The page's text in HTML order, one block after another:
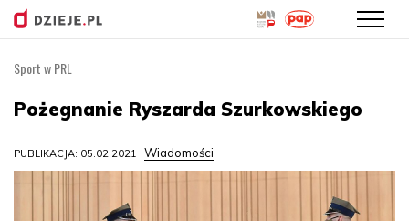
treści
Sport w PRL
Pożegnanie Ryszarda Szurkowskiego
PUBLIKACJA: 05.02.2021 Wiadomości